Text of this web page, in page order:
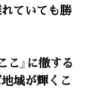
ていても勝
こ』に徹する
域が輝くこ